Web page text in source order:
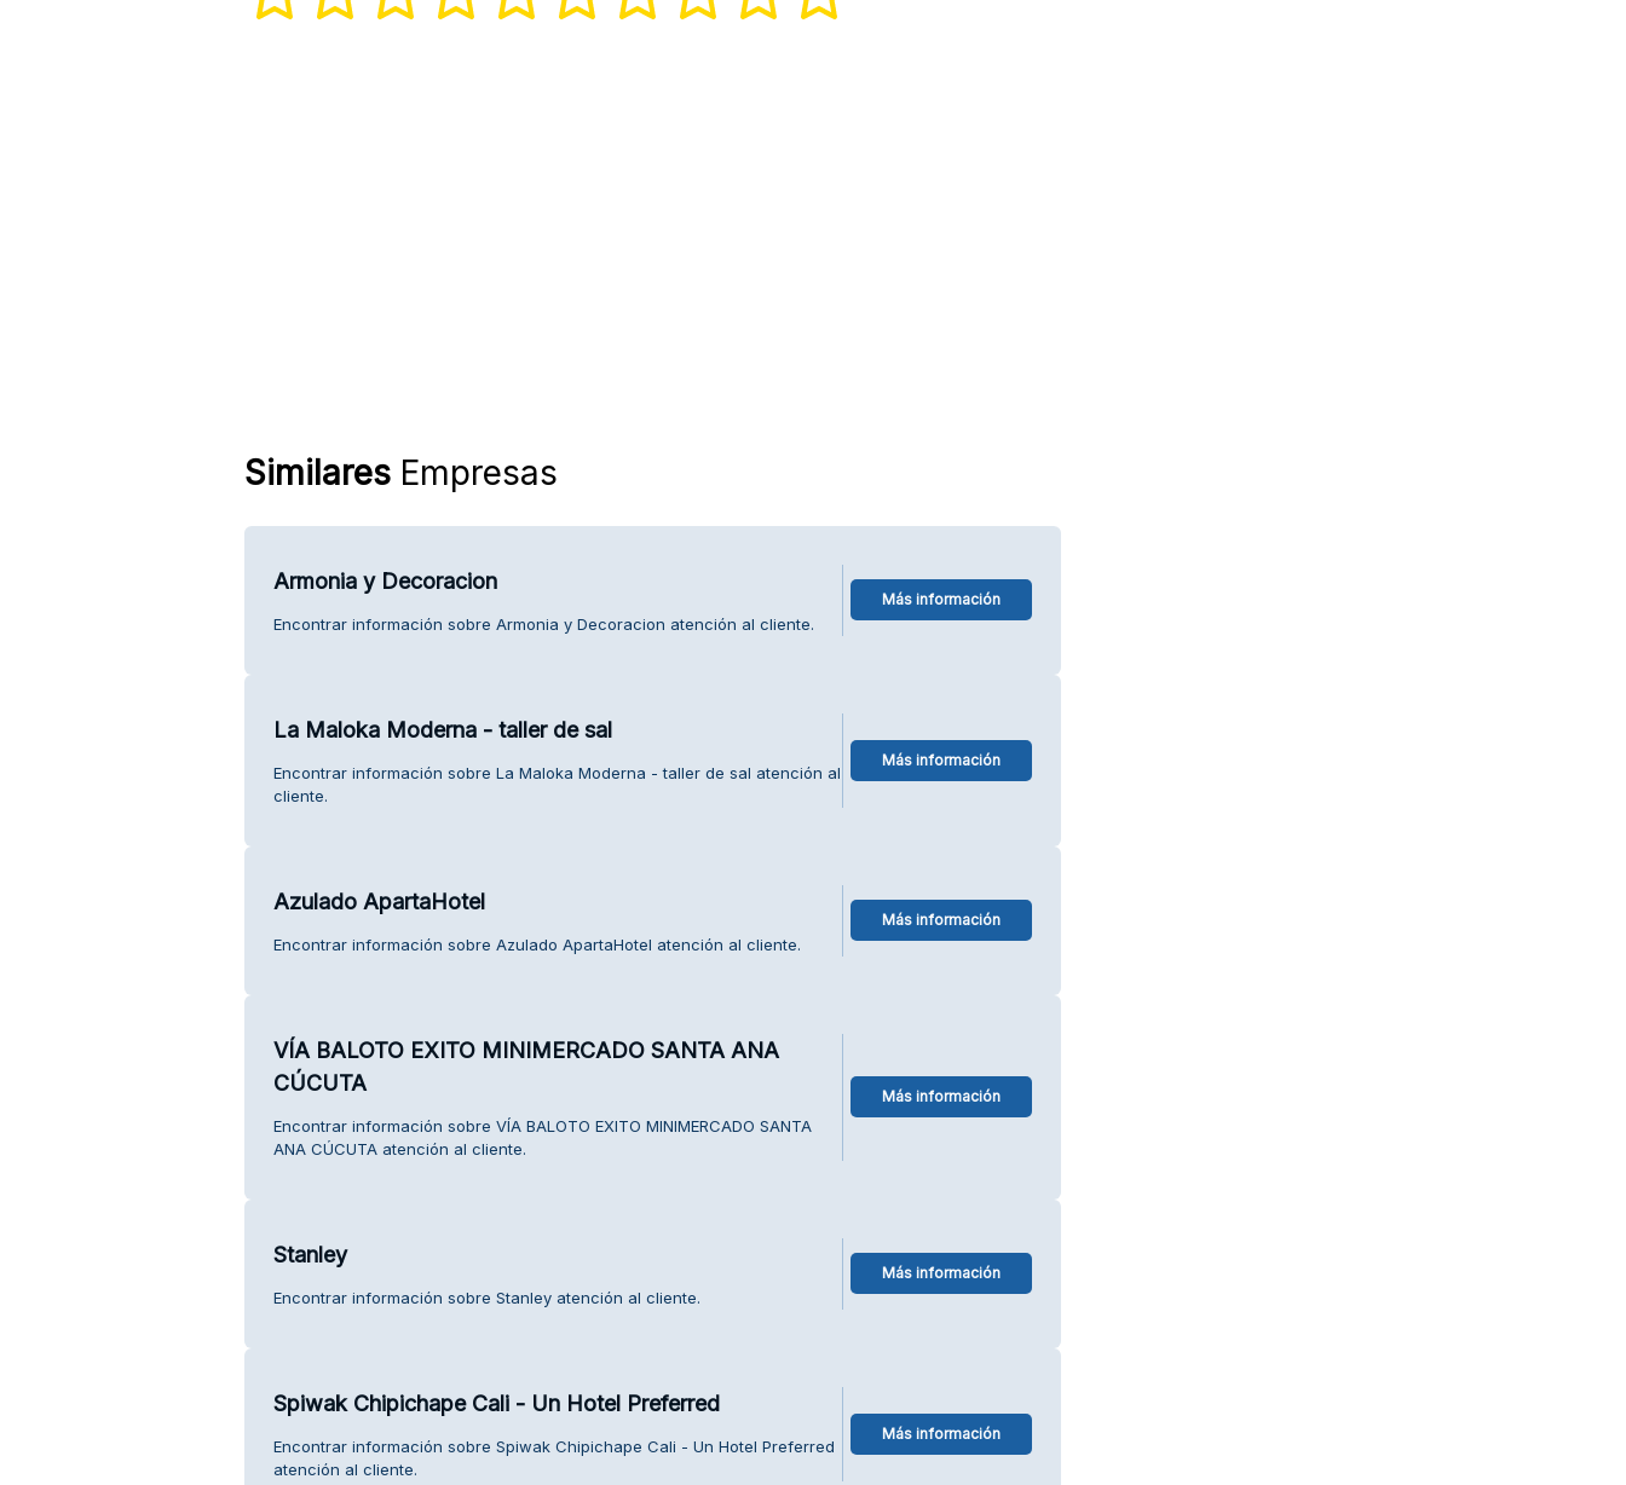
SimilaresEmpresas
Armonia y Decoracion
Encontrar información sobre Armonia y Decoracion atención al cliente.
Más información
La Maloka Moderna - taller de sal
Encontrar información sobre La Maloka Moderna - taller de sal atención al
cliente.
Más información
Azulado ApartaHotel
Encontrar información sobre Azulado ApartaHotel atención al cliente.
Más información
VÍA BALOTO EXITO MINIMERCADO SANTA ANA
CÚCUTA
Encontrar información sobre VÍA BALOTO EXITO MINIMERCADO SANTA
ANA CÚCUTA atención al cliente.
Más información
Stanley
Encontrar información sobre Stanley atención al cliente.
Más información
Spiwak Chipichape Cali - Un Hotel Preferred
Encontrar información sobre Spiwak Chipichape Cali - Un Hotel Preferred
atención al cliente.
Más información